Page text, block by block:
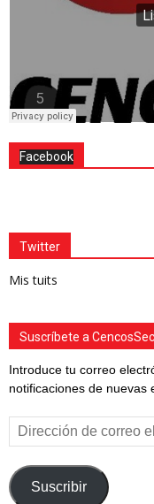
Facebook
Twitter
Mis tuits
Suscríbete a
Introduce tu correo
notificaciones de nuevas
Dirección
de
electrónico
Suscribir